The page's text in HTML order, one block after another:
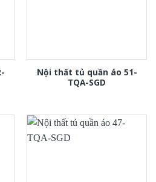
Nội thất tủ quần áo 51-
TQA-SGD